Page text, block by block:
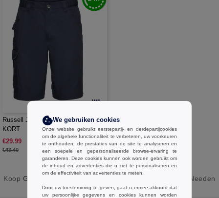
W1
Russell JZ002 - WERKBROEK
KORT
€29.99
€43.40
-31%
KoopGrBasics 4XL Blauw Heren Broeken en shorts
bij Needen
Belgique
We gebruiken cookies
Onze website gebruikt eerstepartij- en derdepartijcookies
om de algehele functionaliteit te verbeteren, uw voorkeuren
te onthouden, de prestaties van de site te analyseren en
een soepele en gepersonaliseerde browse-ervaring te
garanderen. Deze cookies kunnen ook worden gebruikt om
de inhoud en advertenties die u ziet te personaliseren en
om de effectiviteit van advertenties te meten.
Door uw toestemming te geven, gaat u ermee akkoord dat
uw persoonlijke gegevens en cookies kunnen worden